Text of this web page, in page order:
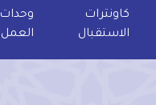
كاونترات
الاستقبال
وحدات
العمل